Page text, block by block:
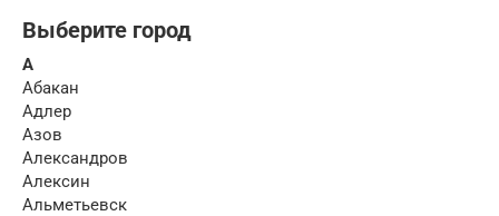
Выберите город
А
Абакан
Адлер
Азов
Александров
Алексин
Альметьевск